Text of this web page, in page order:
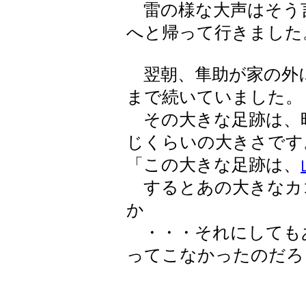
雷の様な大声はそう
へと帰って行きました
翌朝、隼助が家の外
まで続いていました。
その大きな足跡は、
じくらいの大きさで
「この大きな足跡は、
するとあの大きなカ
か
・・・それにしても
ってこなかったのだ